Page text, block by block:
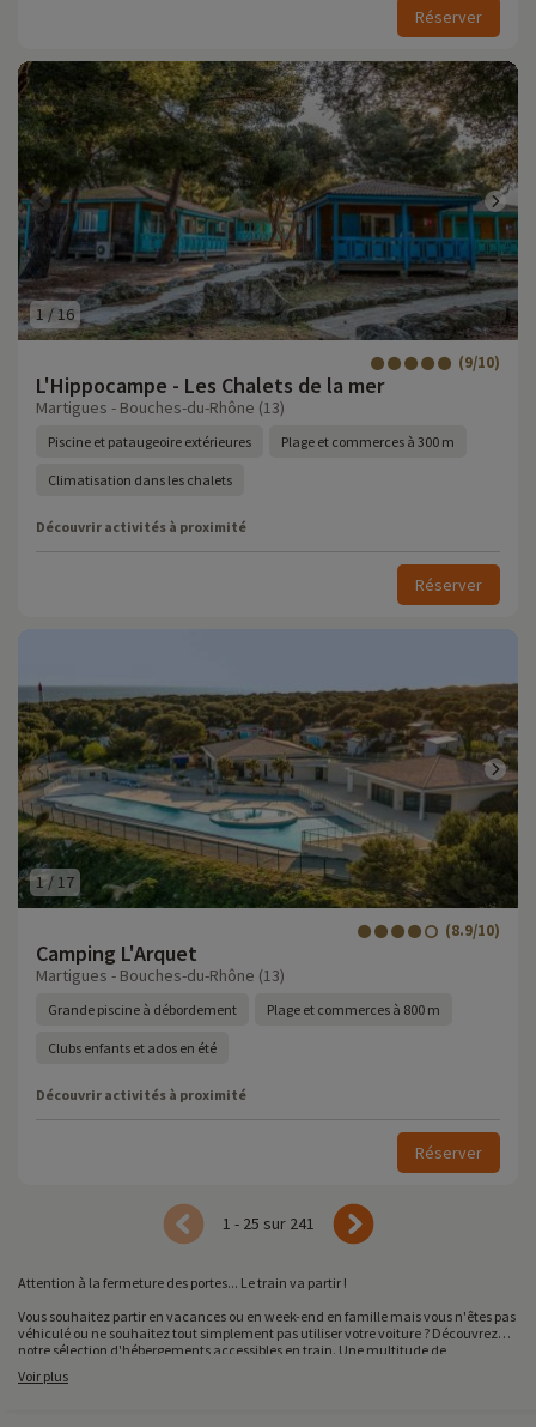
Réserver
1 / 16
L'Hippocampe - Les Chalets de la mer
(9/10)
Martigues - Bouches-du-Rhône (13)
Piscine et pataugeoire extérieures Plage et commerces à 300 m
Climatisation dans les chalets
Découvrir activités à proximité
Réserver
1/ 17
Camping L'Arquet
(8.9/10)
Martigues - Bouches-du-Rhône (13)
Grande piscine à débordement Plage et commerces à 800 m
Clubs enfants et ados en été
Découvrir activités à proximité
Réserver
1 - 25 sur 241
Attention à la fermeture des portes... Le train va partir !
Vous souhaitez partir en vacances ou en week-end en famille mais vous n'êtes pas
véhiculé ou ne souhaitez tout simplement pas utiliser votre voiture ? Découvrez
notre sélection d'hébergements accessibles en train. Une multitude de
à la fermeture des portes, le train va partir !
Voir plus